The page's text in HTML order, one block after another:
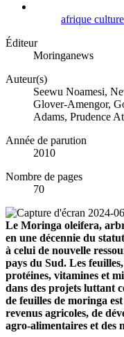
afrique culture
Éditeur
Moringanews
Auteur(s)
Seewu Noamesi,
Glover-Amengor,
Adams, Prudence
Année de parution
2010
Nombre de pages
70
Le Moringa oleifera,
en une décennie du
à celui de nouvelle
pays du Sud. Les
protéines, vitamines et
dans des projets luttant
de feuilles de moringa
revenus agricoles, de
agro-alimentaires et des